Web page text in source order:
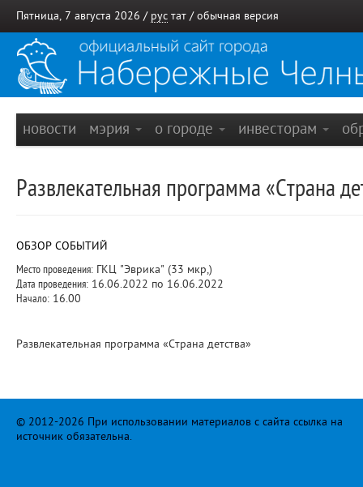
Пятница, 7 августа 2026 / рус тат / обычная версия
новости мэрия о городе инвесторам
Развлекательная программа «Страна
ОБЗОР СОБЫТИЙ
Место проведения: ГКЦ "Эврика" (33 мкр,)
Дата проведения: 16.06.2022 по 16.06.2022
Начало: 16.00
Развлекательная программа «Страна детства»
© 2012-2026 При использовании материалов с сайта ссылка на
источник обязательна.